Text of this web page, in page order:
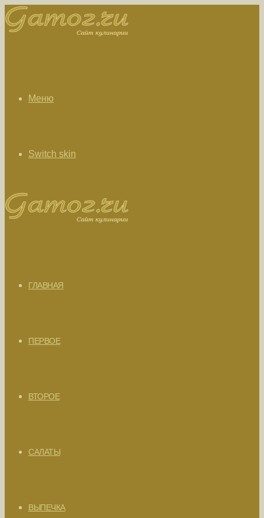
Меню
Switch skin
ГЛАВНАЯ
ПЕРВОЕ
ВТОРОЕ
САЛАТЫ
ВЫПЕЧКА